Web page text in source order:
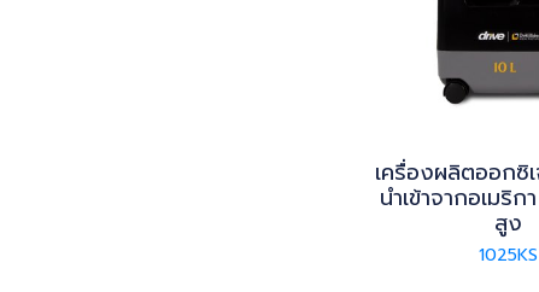
เครื่องผลิตออกซิ
นำเข้าจากอเมริ
สูง
1025KS